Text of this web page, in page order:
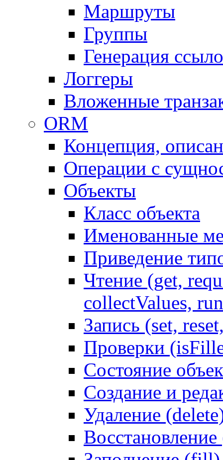
Маршруты
Группы
Генерация
Логгеры
Вложенные
ORM
Концепция,
Операции с
Объекты
Класс объекта
Именованные
Приведение
Чтение (get,
collectValues,
Запись (set,
Проверки
Состояние
Создание и
Удаление